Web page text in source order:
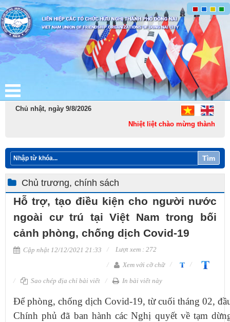
Chủ nhật, ngày 9/8/2026
Nhiệt liệt chào mừng thành lập
Tìm
Chủ trương, chính sách
Hỗ trợ, tạo điều kiện cho người nước
ngoài cư trú tại Việt Nam trong bối
cảnh phòng, chống dịch Covid-19
Cập nhật 12/12/2021 21:33
Lượt xem : 272
Xem với cỡ chữ
Sao chép địa chỉ bài viết In bài viết này
Để phòng, chống dịch Covid-19, từ cuối tháng 02,
Chính phủ đã ban hành các Nghị quyết về tạm